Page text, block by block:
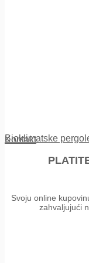
Kontakt
Bioklimatske
Svoju online
zahvaljujući